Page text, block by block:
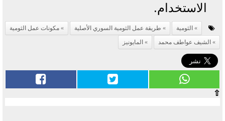
الاستخدام.
الثومية طريقة عمل الثومية السوري الأصلية
مكونات عمل الثومية
الشيف عواطف محمد
المايونيز
⇧